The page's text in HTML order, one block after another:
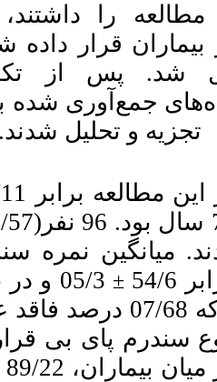
انجام شد.
شد و با کمک
شدن،
استفاده از
±
23/46
سال و در بازه سنی بین 21 تا 75 سال بود. 96 نفر(8/57 درصد) زن
سندرم پای بی
05/3 و در بازه بین 0 تا
که 07/68 درصد فاقد علائم سندرم
در بیماران
درصددارای